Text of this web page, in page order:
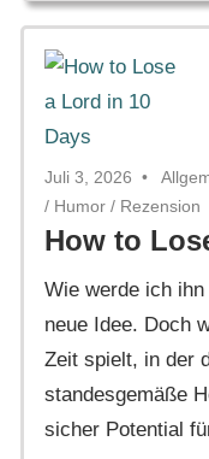
Juli 3, 2026
/ Humor / Rezension
How to
Wie werde ich
neue Idee. Doch
Zeit spielt, in der
standesgemäße
sicher Potential